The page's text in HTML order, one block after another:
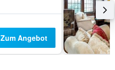
Zum Angebot